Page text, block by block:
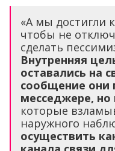
«А мы достигли
чтобы не
сделать
Внутренняя
оставались на
сообщение они
месседжере, но
которые
наружного
осуществить